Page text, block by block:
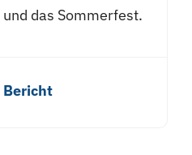
das Sommerfest.
Bericht